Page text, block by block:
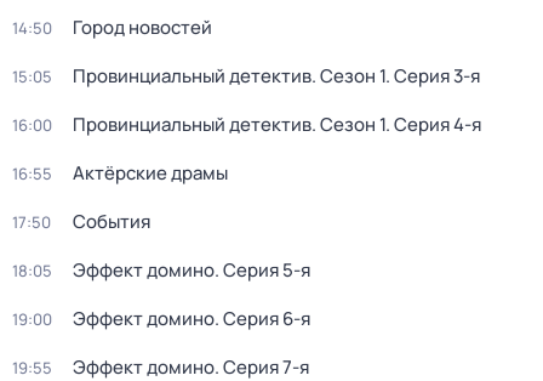
14:50 Город новостей
15:05 Провинциальный детектив. Сезон 1. Серия 3-я
16:00 Провинциальный детектив. Сезон 1. Серия 4-я
16:55 Актёрские драмы
17:50 События
18:05 Эффект домино. Серия 5-я
19:00 Эффект домино. Серия 6-я
19:55 Эффект домино. Серия 7-я